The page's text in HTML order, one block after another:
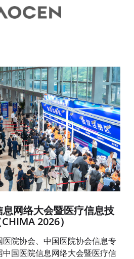
网络大会暨医疗信息技
2026）
院协会、中国医院协会信息专
国医院信息网络大会暨医疗信